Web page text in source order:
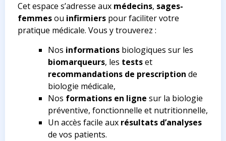
Cet espace s’adresse aux médecins, sages-
femmesou infirmiers pour faciliter votre
pratique médicale. Vous y trouverez :
Nos informations biologiques sur les
biomarqueurs, les testset
recommandations de prescription de
biologie médicale,
Nos formations en ligne sur la biologie
préventive, fonctionnelle et nutritionnelle,
Un accès facile aux résultats d’analyses
de vos patients.